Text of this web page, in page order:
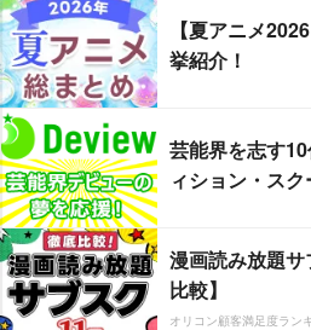
【夏アニメ
挙紹介！
芸能界を志す
ィション・ス
漫画読み放題
比較】
オリコン顧客満足度ラン